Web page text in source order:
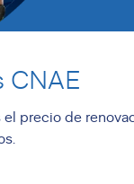
CNAE
precio de